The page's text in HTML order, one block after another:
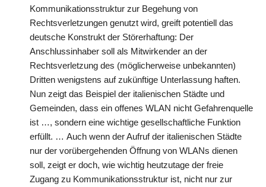
Kommunikationsstruktur zur Begehung von
Rechtsverletzungen genutzt wird, greift potentiell das
deutsche Konstrukt der Störerhaftung: Der
Anschlussinhaber soll als Mitwirkender an der
Rechtsverletzung des (möglicherweise unbekannten)
Dritten wenigstens auf zukünftige Unterlassung haften.
Nun zeigt das Beispiel der italienischen Städte und
Gemeinden, dass ein offenes WLAN nicht Gefahrenquelle
ist …, sondern eine wichtige gesellschaftliche Funktion
erfüllt. … Auch wenn der Aufruf der italienischen Städte
nur der vorübergehenden Öffnung von WLANs dienen
soll, zeigt er doch, wie wichtig heutzutage der freie
Zugang zu Kommunikationsstruktur ist, nicht nur zur